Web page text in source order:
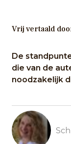
Vrij vertaald
De
die van de
noodzakelijk